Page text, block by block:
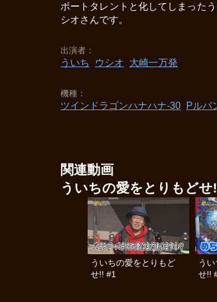
ボートタレントと化してしまった
シオさんです。
出演者
ういち ウシオ 大崎一万発
機種
ツインドラゴンハナハナ‐30 Pルパ
関連動画
ういちの愛をとりもどせ
ういちの愛をとりもど
せ!! #1
う
せ!!